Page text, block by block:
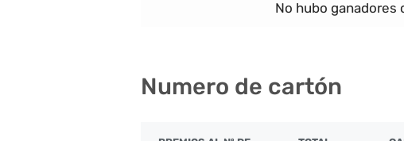
No hubo ganadores
Numero de cartón